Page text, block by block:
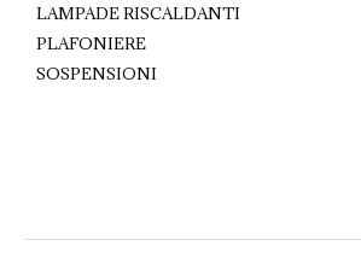
LAMPADE RISCALDANTI
PLAFONIERE
SOSPENSIONI